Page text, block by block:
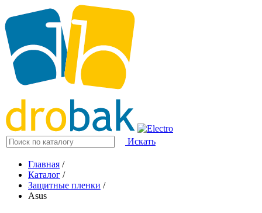
Искать
Главная /
Каталог /
Защитные пленки /
Asus